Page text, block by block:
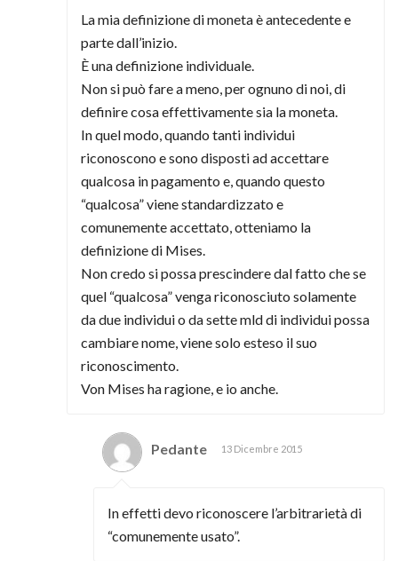
La mia definizione di moneta è antecedente e
parte dall’inizio.
È una definizione individuale.
Non si può fare a meno, per ognuno di noi, di
definire cosa effettivamente sia la moneta.
In quel modo, quando tanti individui
riconoscono e sono disposti ad accettare
qualcosa in pagamento e, quando questo
“qualcosa” viene standardizzato e
comunemente accettato, otteniamo la
definizione di Mises.
Non credo si possa prescindere dal fatto che se
quel “qualcosa” venga riconosciuto solamente
da due individui o da sette mld di individui possa
cambiare nome, viene solo esteso il suo
riconoscimento.
Von Mises ha ragione, e io anche.
Pedante 13 Dicembre 2015
In effetti devo riconoscere l’arbitrarietà di
“comunemente usato”.